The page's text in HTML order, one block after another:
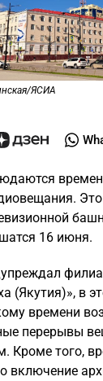
ЯСИА
16 июня.
(Якутия)», в
времени
перерывы
Кроме того,
включение